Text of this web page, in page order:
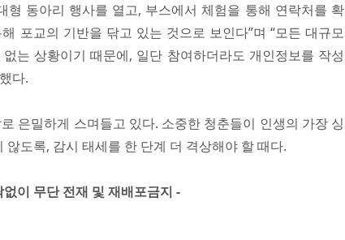
형 동아리 행사를 열고, 부스에서 체험을 통해 연락처를 확
포교의 기반을 닦고 있는 것으로 보인다”며 “모든 대규모
는 상황이기 때문에, 일단 참여하더라도 개인정보를 작성
다.
로 은밀하게 스며들고 있다. 소중한 청춘들이 인생의 가장 싱
도록, 감시 태세를 한 단계 더 격상해야 할 때다.
이 무단 전재 및 재배포금지 -